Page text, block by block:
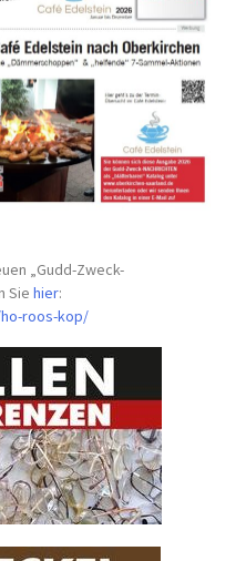
„Gudd-Zweck-
Siehier:
ho-roos-kop/